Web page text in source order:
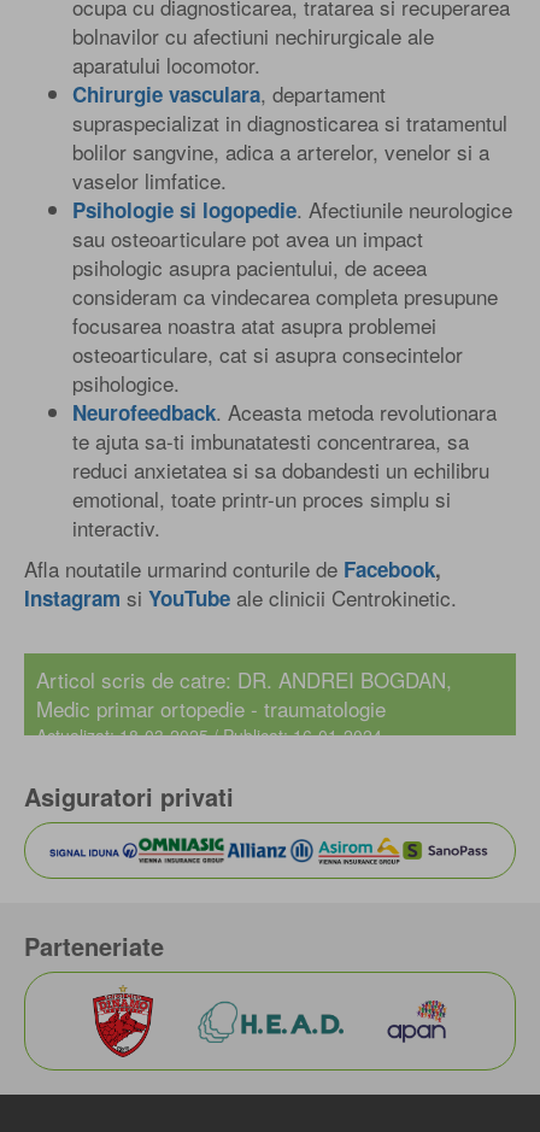
ocupa cu diagnosticarea, tratarea si recuperarea
bolnavilor cu afectiuni nechirurgicale ale
aparatului locomotor.
Chirurgie vasculara, departament
supraspecializat in diagnosticarea si tratamentul
bolilor sangvine, adica a arterelor, venelor si a
vaselor limfatice.
Psihologie si logopedie. Afectiunile neurologice
sau osteoarticulare pot avea un impact
psihologic asupra pacientului, de aceea
consideram ca vindecarea completa presupune
focusarea noastra atat asupra problemei
osteoarticulare, cat si asupra consecintelor
psihologice.
Neurofeedback. Aceasta metoda revolutionara
te ajuta sa-ti imbunatatesti concentrarea, sa
reduci anxietatea si sa dobandesti un echilibru
emotional, toate printr-un proces simplu si
interactiv.
Afla noutatile urmarind conturile de Facebook,
Instagram si YouTube ale clinicii Centrokinetic.
Articol scris de catre: DR. ANDREI BOGDAN,
Medic primar ortopedie - traumatologie
Actualizat: 18-03-2025 / Publicat: 16-01-2024
Asiguratori privati
Parteneriate